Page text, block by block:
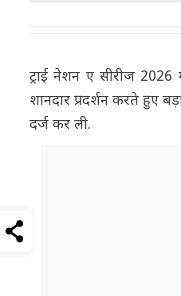
ट्राई नेशन ए सीरीज
शानदार प्रदर्शन करते हुए
दर्ज कर ली.